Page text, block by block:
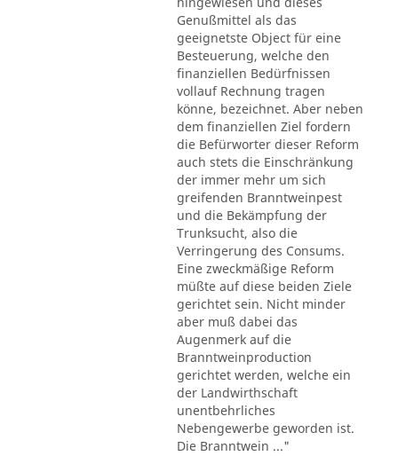
Genußmittel als das
geeignetste Object für eine
Besteuerung, welche den
finanziellen Bedürfnissen
vollauf Rechnung tragen
könne, bezeichnet. Aber neben
dem finanziellen Ziel fordern
die Befürworter dieser Reform
auch stets die Einschränkung
der immer mehr um sich
greifenden Branntweinpest
und die Bekämpfung der
Trunksucht, also die
Verringerung des Consums.
Eine zweckmäßige Reform
müßte auf diese beiden Ziele
gerichtet sein. Nicht minder
aber muß dabei das
Augenmerk auf die
Branntweinproduction
gerichtet werden, welche ein
der Landwirthschaft
unentbehrliches
Nebengewerbe geworden ist.
Die Branntwein ..."